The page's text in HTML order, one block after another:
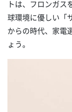
トは、フロンガス
球環境に優しい「
からの時代、家電
ょう。